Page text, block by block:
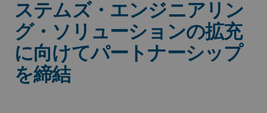
ステムズ・エンジニアリン
グ・ソリューションの拡充
に向けてパートナーシップ
を締結